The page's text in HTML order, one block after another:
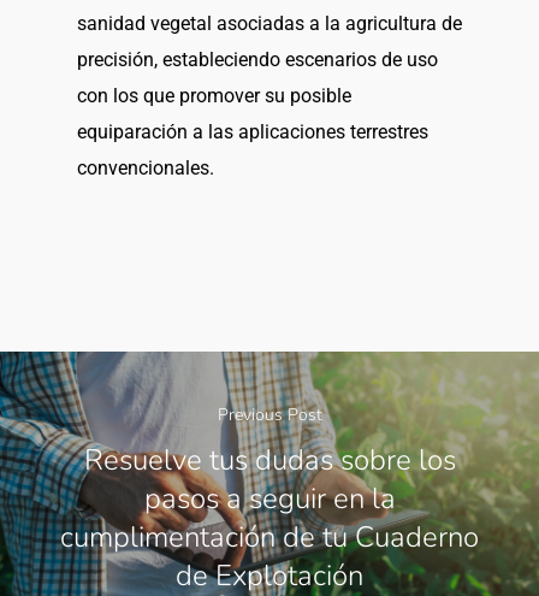
sanidad vegetal asociadas a la agricultura de
precisión, estableciendo escenarios de uso
con los que promover su posible
equiparación a las aplicaciones terrestres
convencionales.
Previous Post
Resuelve tus dudas sobre los
pasos a seguir en la
cumplimentación de tu Cuaderno
de Explotación